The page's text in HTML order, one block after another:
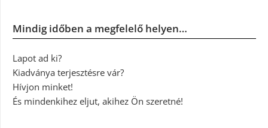
Mindig időben a megfelelő helyen…
Lapot ad ki?
Kiadványa terjesztésre vár?
Hívjon minket!
És mindenkihez eljut, akihez Ön szeretné!